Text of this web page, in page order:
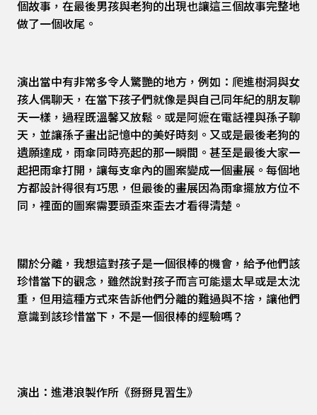
個故事，在最後男孩與老狗的出現也讓這三個故事完整地
做了一個收尾。
演出當中有非常多令人驚艷的地方，例如：爬進樹洞與女
孩人偶聊天，在當下孩子們就像是與自己同年紀的朋友聊
天一樣，過程既溫馨又放鬆。或是阿嬷在電話裡與孫子聊
天，並讓孫子畫出記憶中的美好時刻。又或是最後老狗的
遺願達成，雨傘同時亮起的那一瞬間。甚至是最後大家一
起把雨傘打開，讓每支傘內的圖案變成一個畫展。每個地
方都設計得很有巧思，但最後的畫展因為雨傘擺放方位不
同，裡面的圖案需要頭歪來歪去才看得清楚。
關於分離，我想這對孩子是一個很棒的機會，給予他們該
珍惜當下的觀念，雖然說對孩子而言可能還太早或是太沈
重，但用這種方式來告訴他們分離的難過與不捨，讓他們
意識到該珍惜當下，不是一個很棒的經驗嗎？
演出：進港浪製作所《掰掰見習生》